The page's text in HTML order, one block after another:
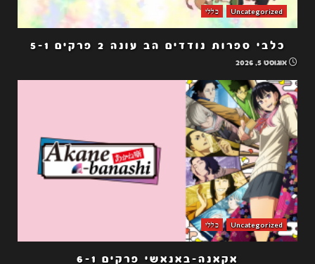
Uncategorized כללי
כלבי ספרות נודדים הב עונה 2 פרקים 5-1
אוגוסט 5, 2026
Uncategorized כללי
אקאנה-באנאשי פרקים 6-1